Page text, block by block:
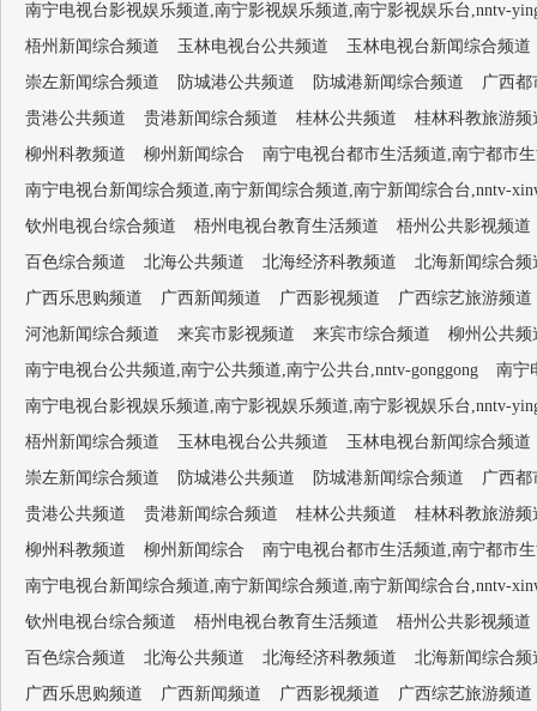
南宁电视台影视娱乐频道,南宁影视娱乐频道,南宁影视娱乐台,nntv-
梧州新闻综合频道
玉林电视台公共频道
玉林电视台新闻综合频道
崇左新闻综合频道
防城港公共频道 防城港新闻综合频道
广西都
贵港公共频道
贵港新闻综合频道 桂林公共频道
桂林科教旅游频
柳州科教频道
柳州新闻综合
南宁电视台都市生活频道,南宁都市
南宁电视台新闻综合频道,南宁新闻综合频道,南宁新闻综合台,nntv-
钦州电视台综合频道
梧州电视台教育生活频道
梧州公共影视频道
百色综合频道
北海公共频道 北海经济科教频道
北海新闻综合频
广西乐思购频道
广西新闻频道 广西影视频道
广西综艺旅游频道
河池新闻综合频道
来宾市影视频道 来宾市综合频道
柳州公共频
南宁电视台公共频道,南宁公共频道,南宁公共台,nntv-gonggong
南宁
南宁电视台影视娱乐频道,南宁影视娱乐频道,南宁影视娱乐台,nntv-
梧州新闻综合频道
玉林电视台公共频道
玉林电视台新闻综合频道
崇左新闻综合频道
防城港公共频道 防城港新闻综合频道
广西都
贵港公共频道
贵港新闻综合频道 桂林公共频道
桂林科教旅游频
柳州科教频道
柳州新闻综合
南宁电视台都市生活频道,南宁都市
南宁电视台新闻综合频道,南宁新闻综合频道,南宁新闻综合台,nntv-
钦州电视台综合频道
梧州电视台教育生活频道
梧州公共影视频道
百色综合频道
北海公共频道 北海经济科教频道
北海新闻综合频
广西乐思购频道
广西新闻频道 广西影视频道 广西综艺旅游频道